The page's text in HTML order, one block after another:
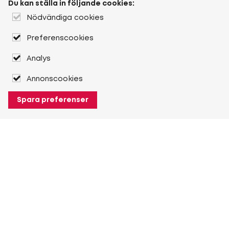
Du kan ställa in följande cookies:
Nödvändiga cookies
Preferenscookies
Analys
Annonscookies
Spara preferenser